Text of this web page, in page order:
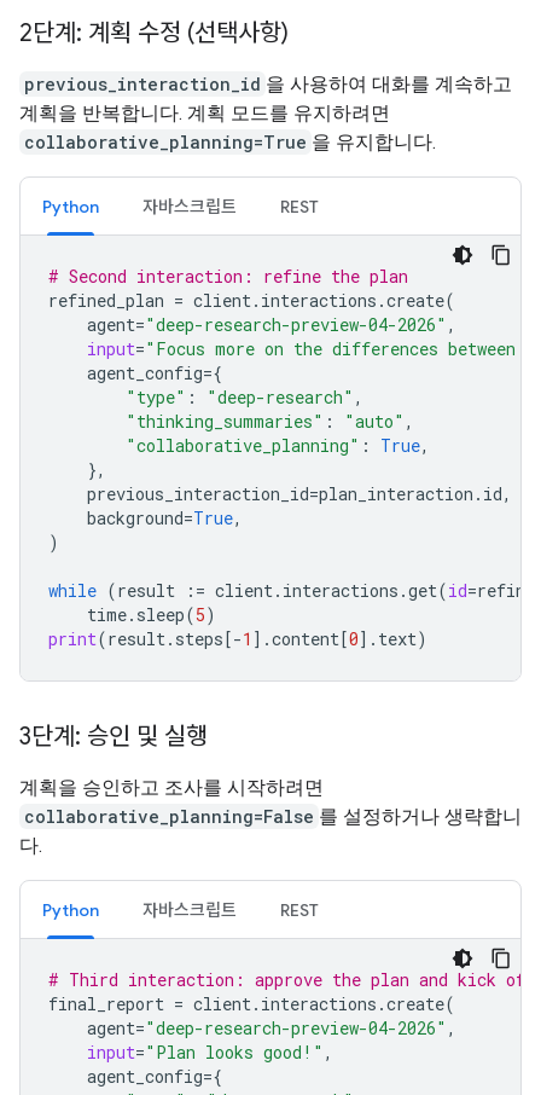
2단계: 계획 수정 (선택사항)
previous_interaction_id 을 사용하여 대화를 계속하고
계획을 반복합니다. 계획 모드를 유지하려면
collaborative_planning=True 을 유지합니다.
Python 자바스크립트 REST
# Second interaction: refine the plan
refined_plan = client. interactions .create(
agent="deep-research-preview-04-2026" ,
input="Focus more on the differences between
agent_config={
"type" : "deep-research" ,
"thinking_summaries" : "auto" ,
"collaborative_planning" : True,
},
previous_interaction_id=plan_interaction . id,
background=True,
)
while (result := client. interactions .get(id=
time. sleep(5)
print(result. steps[-1 ] .content[0] . text)
3단계: 승인 및 실행
계획을 승인하고 조사를 시작하려면
collaborative_planning=False 를 설정하거나 생략합니
다.
Python 자바스크립트 REST
# Third interaction: approve the plan and kick off
final_report = client. interactions .create(
agent="deep-research-preview-04-2026" ,
input="Plan looks good!" ,
agent_config={